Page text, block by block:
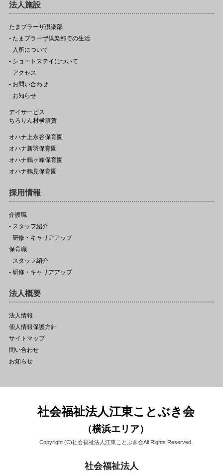
法人施設
たまプラーザ倶楽部
- たまプラーザ倶楽部での生活
- 入所について
- ショートステイについて
- アクセス
- お問い合わせ
- お知らせ
デイサービス
ちろりん村横須賀
オハナ上永谷保育園
オハナ新羽保育園
オハナ鶴ヶ峰保育園
オハナ鶴見保育園
採用情報
介護職
- スタッフ紹介
- 研修・キャリアアップ
保育職
- スタッフ紹介
- 研修・キャリアアップ
法人概要
法人情報
個人情報保護方針
サイトマップ
問い合わせ
お知らせ
社会福祉法人江東ことぶき会
（横浜エリア）
Copyright (C)社会福祉法人江東ことぶき会All Rights Reserved.
社会福祉法人